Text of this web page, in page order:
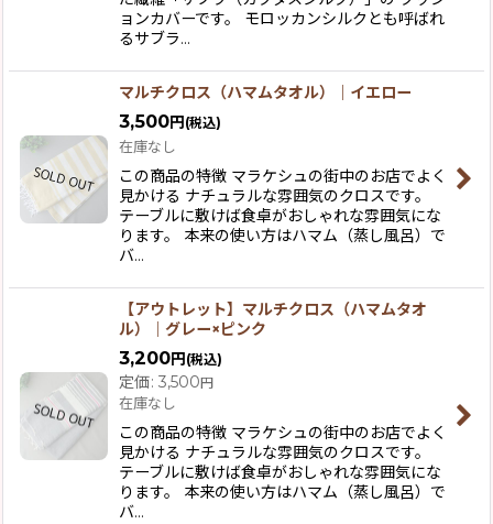
ョンカバーです。 モロッカンシルクとも呼ばれ
るサブラ…
マルチクロス（ハマムタオル）｜イエロー
3,500円 (税込)
在庫なし
この商品の特徴 マラケシュの街中のお店でよく
見かける ナチュラルな雰囲気のクロスです。
テーブルに敷けば食卓がおしゃれな雰囲気にな
ります。 本来の使い方はハマム（蒸し風呂）で
バ…
【アウトレット】マルチクロス（ハマムタオ
ル）｜グレー×ピンク
3,200円 (税込)
定価: 3,500円
在庫なし
この商品の特徴 マラケシュの街中のお店でよく
見かける ナチュラルな雰囲気のクロスです。
テーブルに敷けば食卓がおしゃれな雰囲気にな
ります。 本来の使い方はハマム（蒸し風呂）で
バ…